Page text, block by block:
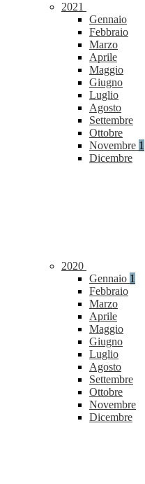
2021
Gennaio
Febbraio
Marzo
Aprile
Maggio
Giugno
Luglio
Agosto
Settembre
Ottobre
Novembre 1
Dicembre
2020
Gennaio 1
Febbraio
Marzo
Aprile
Maggio
Giugno
Luglio
Agosto
Settembre
Ottobre
Novembre
Dicembre